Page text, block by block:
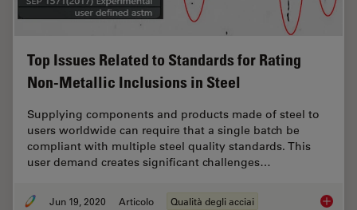
Top Issues Related to Standards for Rating
Non-Metallic Inclusions in Steel
Supplying components and products made of steel to
users worldwide can require that a single batch be
compliant with multiple steel quality standards. This
user demand creates significant challenges…
Jun 19, 2020 Articolo Qualità degli acciai Top